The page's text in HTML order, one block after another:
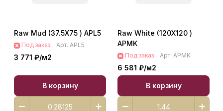
Raw Mud (37.5X75 ) APL5
Под заказ Арт. APL5
3 771 ₽/м2
В корзину
Raw White (120X120 )
APMK
Под заказ Арт. APMK
6 581 ₽/м2
В корзину